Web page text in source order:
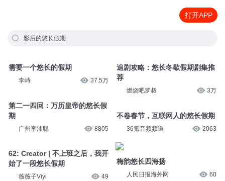
打开APP
影后的悠长假期
需要一个悠长的假期
李峙 37.5万
第二一四回：万历皇帝的悠长假
期
广州李沛聪 8805
62: Creator | 不上班之后，我开
始了一段悠长假期
薇薇子Viyi 49
追剧攻略：悠长冬歇假期剧集推
荐
燃烧吧罗叔 3万
不卷春节，互联网人的悠长假期
36氪音频频道 2063
梅韵悠长四海扬
人民日报海外网 60